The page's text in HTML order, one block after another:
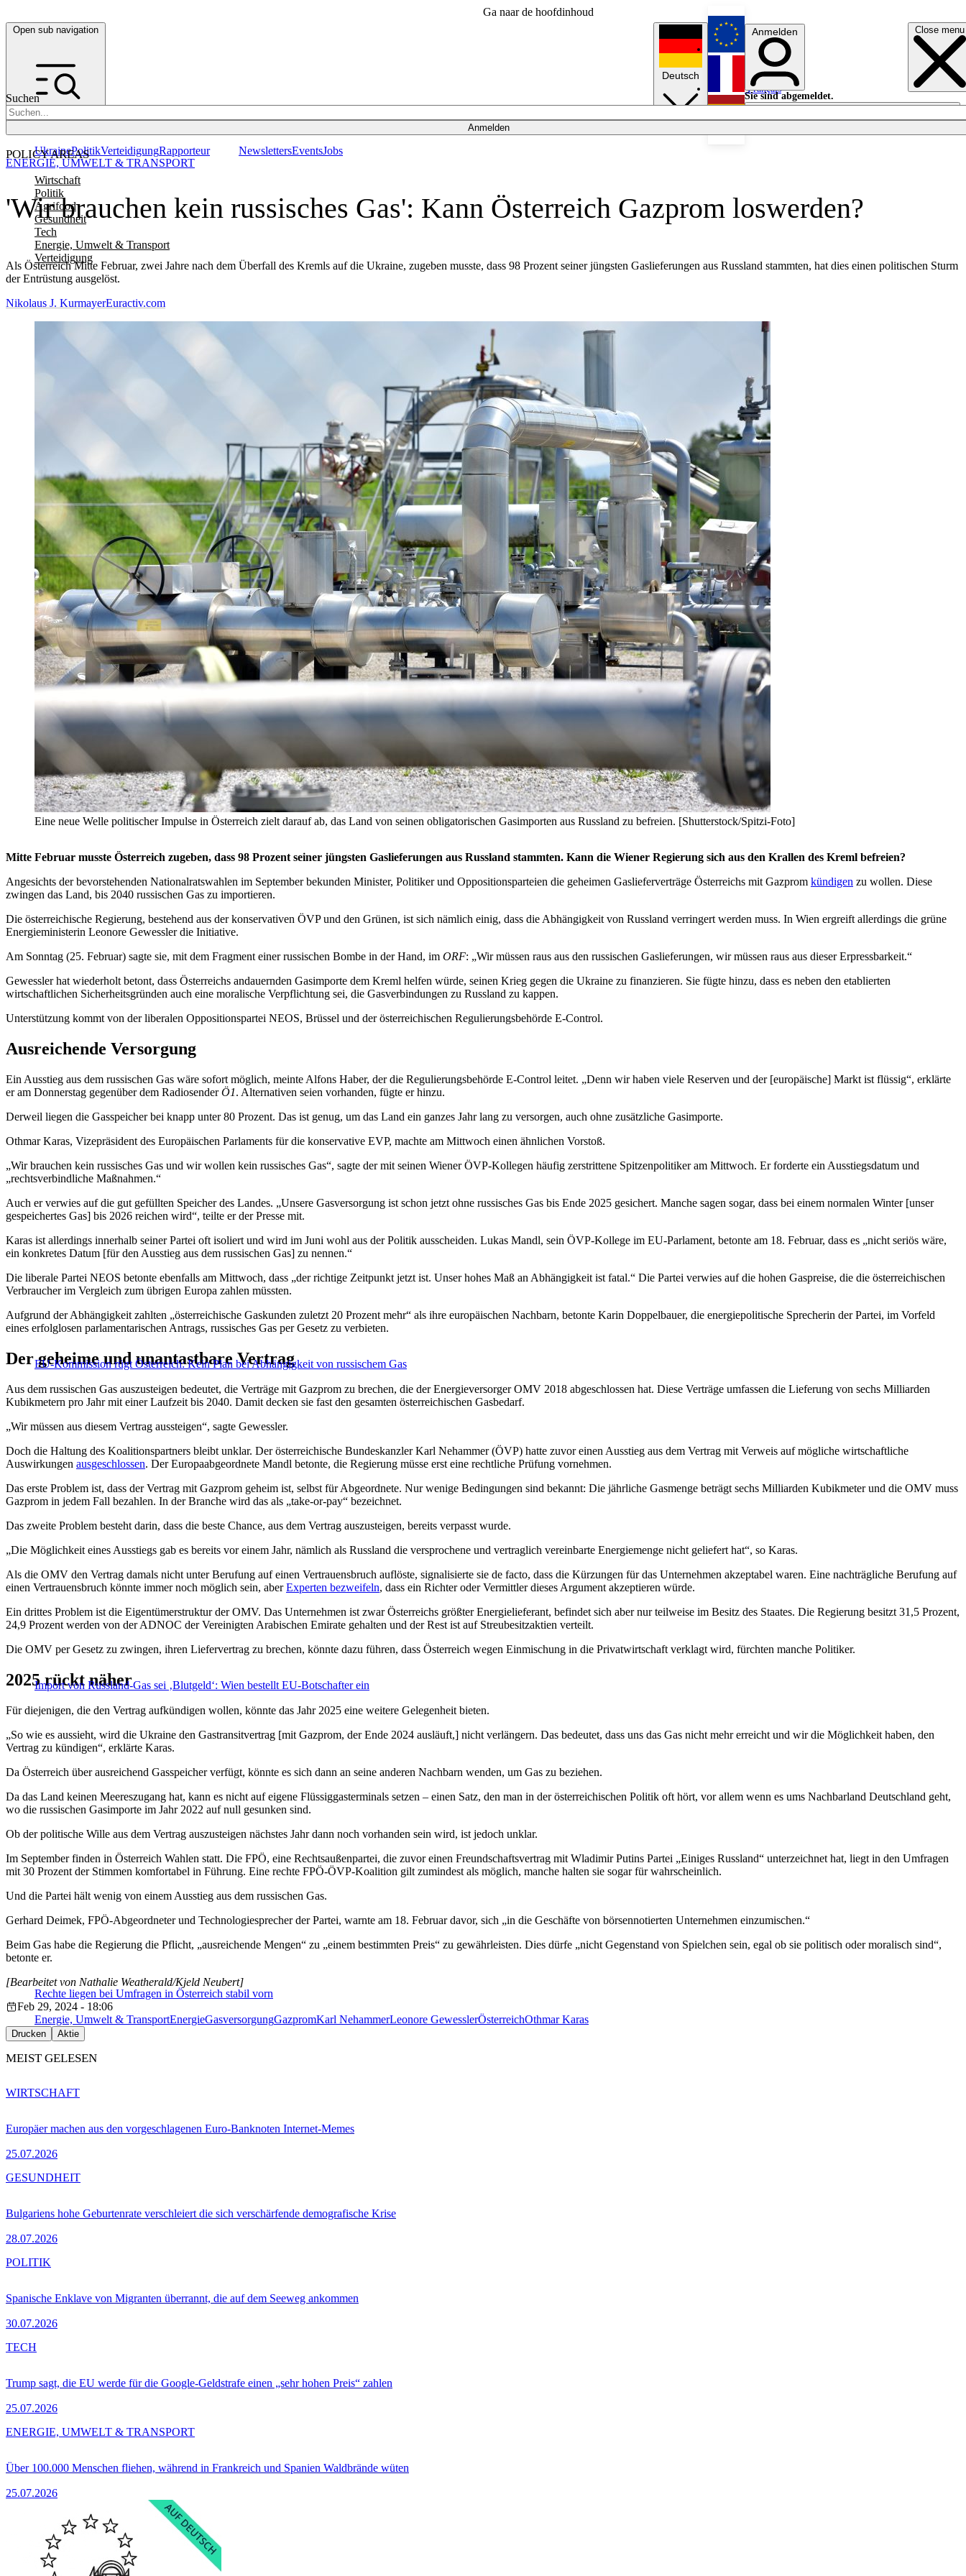
Ga naar de hoofdinhoud
Open sub navigation Close menu
Suchen
Anmelden
POLICY AREAS
Wirtschaft
Politik
Agrifood
Gesundheit
Tech
Energie, Umwelt & Transport
Verteidigung
UkrainePolitikVerteidigungRapporteur NewslettersEventsJobs
Deutsch
English
Français
Anmelden
Sie sind abgemeldet.
Anmelden
Licht aus
'Wir brauchen kein russisches Gas': Kann Österreich Gazprom loswerden?
Als Österreich Mitte Februar, zwei Jahre nach dem Überfall des Kremls auf die Ukraine, zugeben musste, dass 98 Prozent seiner jüngsten Gaslieferungen aus Russland stammten, hat dies einen politischen Sturm
der Entrüstung ausgelöst.
ENERGIE, UMWELT & TRANSPORT
Nikolaus J. KurmayerEuractiv.com
Eine neue Welle politischer Impulse in Österreich zielt darauf ab, das Land von seinen obligatorischen Gasimporten aus Russland zu befreien. [Shutterstock/Spitzi-Foto]
Mitte Februar musste Österreich zugeben, dass 98 Prozent seiner jüngsten Gaslieferungen aus Russland stammten. Kann die Wiener Regierung sich aus den Krallen des Kreml befreien?
Angesichts der bevorstehenden Nationalratswahlen im September bekunden Minister, Politiker und Oppositionsparteien die geheimen Gaslieferverträge Österreichs mit Gazprom kündigen zu wollen. Diese
zwingen das Land, bis 2040 russischen Gas zu importieren.
Die österreichische Regierung, bestehend aus der konservativen ÖVP und den Grünen, ist sich nämlich einig, dass die Abhängigkeit von Russland verringert werden muss. In Wien ergreift allerdings die grüne
Energieministerin Leonore Gewessler die Initiative.
Am Sonntag (25. Februar) sagte sie, mit dem Fragment einer russischen Bombe in der Hand, im ORF: „Wir müssen raus aus den russischen Gaslieferungen, wir müssen raus aus dieser Erpressbarkeit.“
Gewessler hat wiederholt betont, dass Österreichs andauernden Gasimporte dem Kreml helfen würde, seinen Krieg gegen die Ukraine zu finanzieren. Sie fügte hinzu, dass es neben den etablierten
wirtschaftlichen Sicherheitsgründen auch eine moralische Verpflichtung sei, die Gasverbindungen zu Russland zu kappen.
Unterstützung kommt von der liberalen Oppositionspartei NEOS, Brüssel und der österreichischen Regulierungsbehörde E-Control.
Ausreichende Versorgung
Ein Ausstieg aus dem russischen Gas wäre sofort möglich, meinte Alfons Haber, der die Regulierungsbehörde E-Control leitet. „Denn wir haben viele Reserven und der [europäische] Markt ist flüssig“, erklärte
er am Donnerstag gegenüber dem RadiosenderÖ1. Alternativen seien vorhanden, fügte er hinzu.
Derweil liegen die Gasspeicher bei knapp unter 80 Prozent. Das ist genug, um das Land ein ganzes Jahr lang zu versorgen, auch ohne zusätzliche Gasimporte.
Othmar Karas, Vizepräsident des Europäischen Parlaments für die konservative EVP, machte am Mittwoch einen ähnlichen Vorstoß.
„Wir brauchen kein russisches Gas und wir wollen kein russisches Gas“, sagte der mit seinen Wiener ÖVP-Kollegen häufig zerstrittene Spitzenpolitiker am Mittwoch. Er forderte ein Ausstiegsdatum und
„rechtsverbindliche Maßnahmen.“
Auch er verwies auf die gut gefüllten Speicher des Landes. „Unsere Gasversorgung ist schon jetzt ohne russisches Gas bis Ende 2025 gesichert. Manche sagen sogar, dass bei einem normalen Winter [unser
gespeichertes Gas] bis 2026 reichen wird“, teilte er der Presse mit.
Karas ist allerdings innerhalb seiner Partei oft isoliert und wird im Juni wohl aus der Politik ausscheiden. Lukas Mandl, sein ÖVP-Kollege im EU-Parlament, betonte am 18. Februar, dass es „nicht seriös wäre,
ein konkretes Datum [für den Ausstieg aus dem russischen Gas] zu nennen.“
Die liberale Partei NEOS betonte ebenfalls am Mittwoch, dass „der richtige Zeitpunkt jetzt ist. Unser hohes Maß an Abhängigkeit ist fatal.“ Die Partei verwies auf die hohen Gaspreise, die die österreichischen
Verbraucher im Vergleich zum übrigen Europa zahlen müssten.
Aufgrund der Abhängigkeit zahlten „österreichische Gaskunden zuletzt 20 Prozent mehr“ als ihre europäischen Nachbarn, betonte Karin Doppelbauer, die energiepolitische Sprecherin der Partei, im Vorfeld
eines erfolglosen parlamentarischen Antrags, russisches Gas per Gesetz zu verbieten.
EU-Kommission rügt Österreich: Kein Plan bei Abhängigkeit von russischem Gas
Der geheime und unantastbare Vertrag
Aus dem russischen Gas auszusteigen bedeutet, die Verträge mit Gazprom zu brechen, die der Energieversorger OMV 2018 abgeschlossen hat. Diese Verträge umfassen die Lieferung von sechs Milliarden
Kubikmetern pro Jahr mit einer Laufzeit bis 2040. Damit decken sie fast den gesamten österreichischen Gasbedarf.
„Wir müssen aus diesem Vertrag aussteigen“, sagte Gewessler.
Doch die Haltung des Koalitionspartners bleibt unklar. Der österreichische Bundeskanzler Karl Nehammer (ÖVP) hatte zuvor einen Ausstieg aus dem Vertrag mit Verweis auf mögliche wirtschaftliche
Auswirkungen ausgeschlossen. Der Europaabgeordnete Mandl betonte, die Regierung müsse erst eine rechtliche Prüfung vornehmen.
Das erste Problem ist, dass der Vertrag mit Gazprom geheim ist, selbst für Abgeordnete. Nur wenige Bedingungen sind bekannt: Die jährliche Gasmenge beträgt sechs Milliarden Kubikmeter und die OMV muss
Gazprom in jedem Fall bezahlen. In der Branche wird das als „take-or-pay“ bezeichnet.
Das zweite Problem besteht darin, dass die beste Chance, aus dem Vertrag auszusteigen, bereits verpasst wurde.
„Die Möglichkeit eines Ausstiegs gab es bereits vor einem Jahr, nämlich als Russland die versprochene und vertraglich vereinbarte Energiemenge nicht geliefert hat“, so Karas.
Als die OMV den Vertrag damals nicht unter Berufung auf einen Vertrauensbruch auflöste, signalisierte sie de facto, dass die Kürzungen für das Unternehmen akzeptabel waren. Eine nachträgliche Berufung auf
einen Vertrauensbruch könnte immer noch möglich sein, aberExperten bezweifeln, dass ein Richter oder Vermittler dieses Argument akzeptieren würde.
Ein drittes Problem ist die Eigentümerstruktur der OMV. Das Unternehmen ist zwar Österreichs größter Energielieferant, befindet sich aber nur teilweise im Besitz des Staates. Die Regierung besitzt 31,5 Prozent,
24,9 Prozent werden von der ADNOC der Vereinigten Arabischen Emirate gehalten und der Rest ist auf Streubesitzaktien verteilt.
Die OMV per Gesetz zu zwingen, ihren Liefervertrag zu brechen, könnte dazu führen, dass Österreich wegen Einmischung in die Privatwirtschaft verklagt wird, fürchten manche Politiker.
Import von Russland-Gas sei ‚Blutgeld‘: Wien bestellt EU-Botschafter ein
2025 rückt näher
Für diejenigen, die den Vertrag aufkündigen wollen, könnte das Jahr 2025 eine weitere Gelegenheit bieten.
„So wie es aussieht, wird die Ukraine den Gastransitvertrag [mit Gazprom, der Ende 2024 ausläuft,] nicht verlängern. Das bedeutet, dass uns das Gas nicht mehr erreicht und wir die Möglichkeit haben, den
Vertrag zu kündigen“, erklärte Karas.
Da Österreich über ausreichend Gasspeicher verfügt, könnte es sich dann an seine anderen Nachbarn wenden, um Gas zu beziehen.
Da das Land keinen Meereszugang hat, kann es nicht auf eigene Flüssiggasterminals setzen – einen Satz, den man in der österreichischen Politik oft hört, vor allem wenn es ums Nachbarland Deutschland geht,
wo die russischen Gasimporte im Jahr 2022 auf null gesunken sind.
Ob der politische Wille aus dem Vertrag auszusteigen nächstes Jahr dann noch vorhanden sein wird, ist jedoch unklar.
Im September finden in Österreich Wahlen statt. Die FPÖ, eine Rechtsaußenpartei, die zuvor einen Freundschaftsvertrag mit Wladimir Putins Partei „Einiges Russland“ unterzeichnet hat, liegt in den Umfragen
mit 30 Prozent der Stimmen komfortabel in Führung. Eine rechte FPÖ-ÖVP-Koalition gilt zumindest als möglich, manche halten sie sogar für wahrscheinlich.
Und die Partei hält wenig von einem Ausstieg aus dem russischen Gas.
Gerhard Deimek, FPÖ-Abgeordneter und Technologiesprecher der Partei, warnte am 18. Februar davor, sich „in die Geschäfte von börsennotierten Unternehmen einzumischen.“
Beim Gas habe die Regierung die Pflicht, „ausreichende Mengen“ zu „einem bestimmten Preis“ zu gewährleisten. Dies dürfe „nicht Gegenstand von Spielchen sein, egal ob sie politisch oder moralisch sind“,
betonte er.
Rechte liegen bei Umfragen in Österreich stabil vorn
[Bearbeitet von Nathalie Weatherald/Kjeld Neubert]
Feb 29, 2024 - 18:06
Energie, Umwelt & TransportEnergieGasversorgungGazpromKarl NehammerLeonore GewesslerÖsterreichOthmar Karas
Drucken Aktie
MEIST GELESEN
Europäer machen aus den vorgeschlagenen Euro-Banknoten Internet-Memes
25.07.2026
WIRTSCHAFT
Bulgariens hohe Geburtenrate verschleiert die sich verschärfende demografische Krise
28.07.2026
GESUNDHEIT
Spanische Enklave von Migranten überrannt, die auf dem Seeweg ankommen
30.07.2026
POLITIK
Trump sagt, die EU werde für die Google-Geldstrafe einen „sehr hohen Preis“ zahlen
25.07.2026
TECH
Über 100.000 Menschen fliehen, während in Frankreich und Spanien Waldbrände wüten
25.07.2026
ENERGIE, UMWELT & TRANSPORT